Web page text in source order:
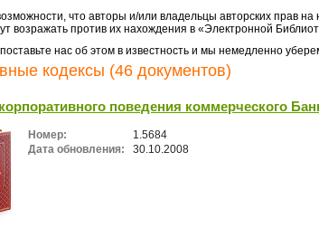
что авторы и/или владельцы авторских прав на
возражать против их нахождения в «Электронной
нас об этом в известность и мы немедленно
кодексы (46 документов)
поведения коммерческого
Номер:
1.5684
Дата обновления:
30.10.2008